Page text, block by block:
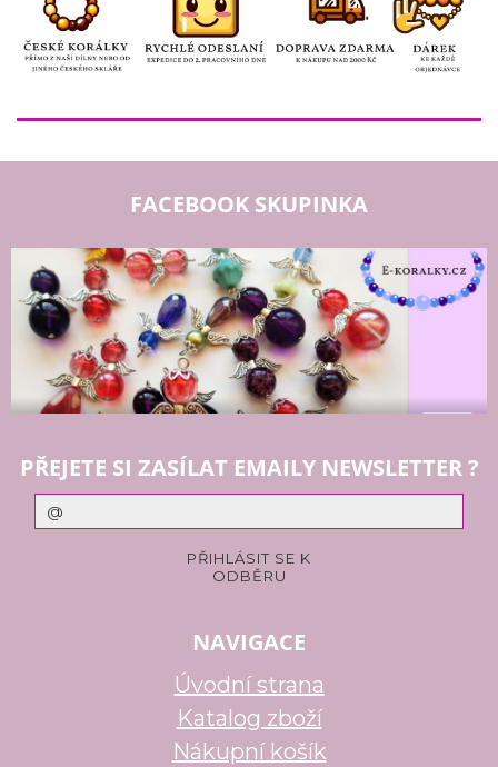
FACEBOOK SKUPINKA
PŘEJETE SI ZASÍLAT EMAILY NEWSLETTER ?
NAVIGACE
Úvodní strana
Katalog zboží
Nákupní košík